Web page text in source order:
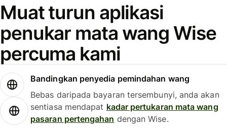
Muat turun aplikasi
penukar mata wang Wise
percuma kami
Bandingkan penyedia pemindahan wang
Bebas daripada bayaran tersembunyi, anda akan
sentiasa mendapat kadar pertukaran mata wang
pasaran pertengahan dengan Wise.